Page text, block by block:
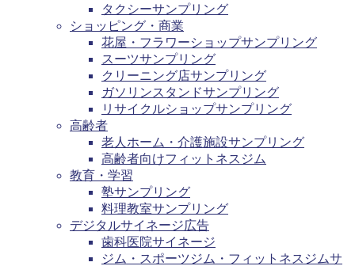
タクシーサンプリング
ショッピング・商業
花屋・フラワーショップサンプリング
スーツサンプリング
クリーニング店サンプリング
ガソリンスタンドサンプリング
リサイクルショップサンプリング
高齢者
老人ホーム・介護施設サンプリング
高齢者向けフィットネスジム
教育・学習
塾サンプリング
料理教室サンプリング
デジタルサイネージ広告
歯科医院サイネージ
ジム・スポーツジム・フィットネスジムサ